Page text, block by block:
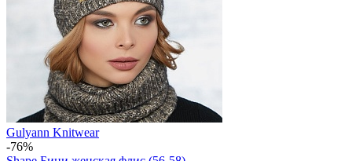
Gulyann Knitwear
-76%